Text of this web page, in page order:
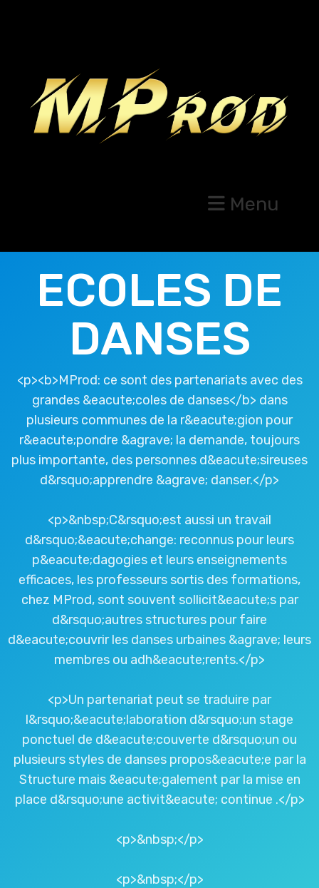
Menu
ECOLES DE
DANSES
<p><b>MProd: ce sont des partenariats avec des
grandes &eacute;coles de danses</b> dans
plusieurs communes de la r&eacute;gion pour
r&eacute;pondre &agrave; la demande, toujours
plus importante, des personnes d&eacute;sireuses
d&rsquo;apprendre &agrave; danser.</p>
<p>&nbsp;C&rsquo;est aussi un travail
d&rsquo;&eacute;change: reconnus pour leurs
p&eacute;dagogies et leurs enseignements
efficaces, les professeurs sortis des formations,
chez MProd, sont souvent sollicit&eacute;s par
d&rsquo;autres structures pour faire
d&eacute;couvrir les danses urbaines &agrave; leurs
membres ou adh&eacute;rents.</p>
<p>Un partenariat peut se traduire par
l&rsquo;&eacute;laboration d&rsquo;un stage
ponctuel de d&eacute;couverte d&rsquo;un ou
plusieurs styles de danses propos&eacute;e par la
Structure mais &eacute;galement par la mise en
place d&rsquo;une activit&eacute; continue .</p>
<p>&nbsp;</p>
<p>&nbsp;</p>